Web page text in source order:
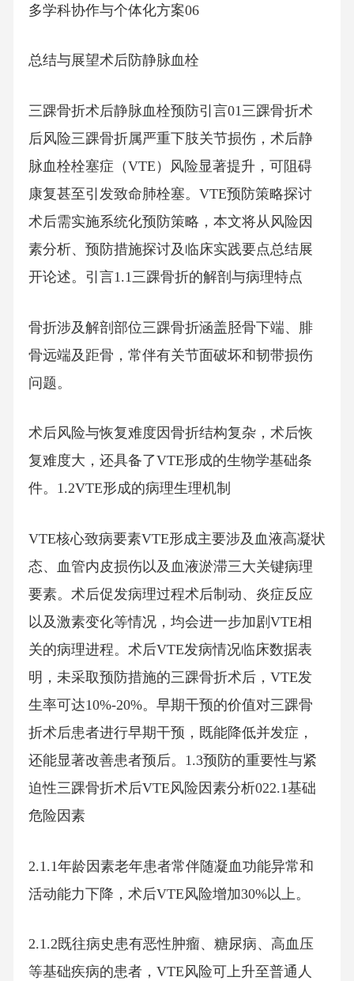
多学科协作与个体化方案06
总结与展望术后防静脉血栓
三踝骨折术后静脉血栓预防引言01三踝骨折术
后风险三踝骨折属严重下肢关节损伤，术后静
脉血栓栓塞症（VTE）风险显著提升，可阻碍
康复甚至引发致命肺栓塞。VTE预防策略探讨
术后需实施系统化预防策略，本文将从风险因
素分析、预防措施探讨及临床实践要点总结展
开论述。引言1.1三踝骨折的解剖与病理特点
骨折涉及解剖部位三踝骨折涵盖胫骨下端、腓
骨远端及距骨，常伴有关节面破坏和韧带损伤
问题。
术后风险与恢复难度因骨折结构复杂，术后恢
复难度大，还具备了VTE形成的生物学基础条
件。1.2VTE形成的病理生理机制
VTE核心致病要素VTE形成主要涉及血液高凝状
态、血管内皮损伤以及血液淤滞三大关键病理
要素。术后促发病理过程术后制动、炎症反应
以及激素变化等情况，均会进一步加剧VTE相
关的病理进程。术后VTE发病情况临床数据表
明，未采取预防措施的三踝骨折术后，VTE发
生率可达10%-20%。早期干预的价值对三踝骨
折术后患者进行早期干预，既能降低并发症，
还能显著改善患者预后。1.3预防的重要性与紧
迫性三踝骨折术后VTE风险因素分析022.1基础
危险因素
2.1.1年龄因素老年患者常伴随凝血功能异常和
活动能力下降，术后VTE风险增加30%以上。
2.1.2既往病史患有恶性肿瘤、糖尿病、高血压
等基础疾病的患者，VTE风险可上升至普通人